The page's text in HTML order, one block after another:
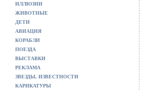
ИЛЛЮЗИИ
ЖИВОТНЫЕ
ДЕТИ
АВИАЦИЯ
КОРАБЛИ
ПОЕЗДА
ВЫСТАВКИ
РЕКЛАМА
ЗВЕЗДЫ, ИЗВЕСТНОСТИ
КАРИКАТУРЫ